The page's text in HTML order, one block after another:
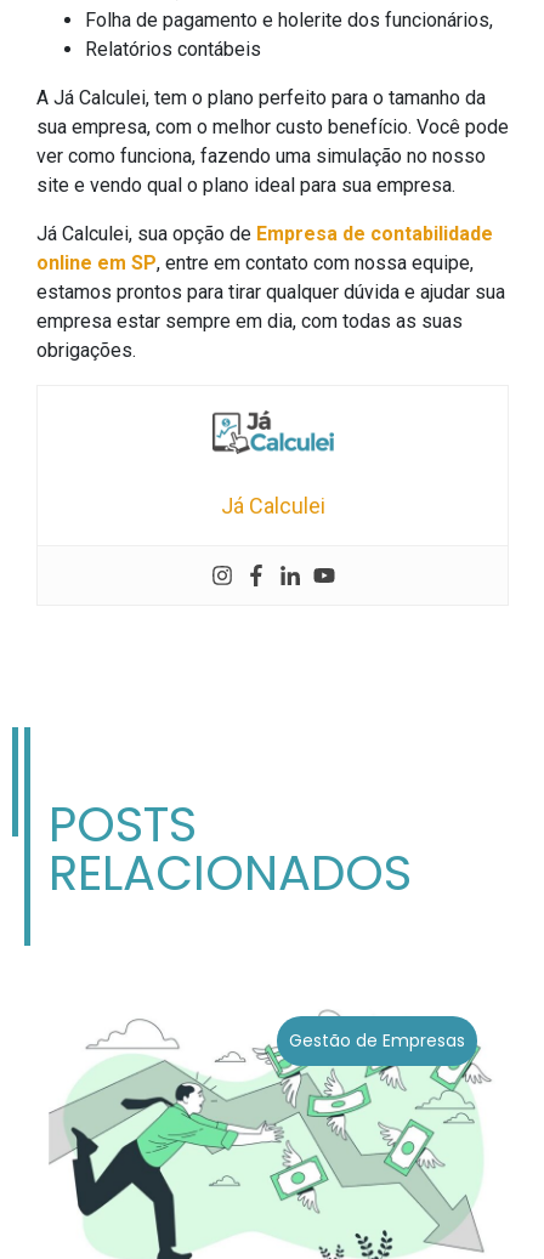
Folha de pagamento e holerite dos funcionários,
Relatórios contábeis
A Já Calculei, tem o plano perfeito para o tamanho da
sua empresa, com o melhor custo benefício. Você pode
ver como funciona, fazendo uma simulação no nosso
site e vendo qual o plano ideal para sua empresa.
Já Calculei, sua opção de Empresa de contabilidade
online em SP, entre em contato com nossa equipe,
estamos prontos para tirar qualquer dúvida e ajudar sua
empresa estar sempre em dia, com todas as suas
obrigações.
Já Calculei
POSTS
RELACIONADOS
Gestão de Empresas